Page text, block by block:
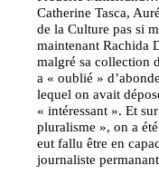
Catherine Tasca,
de la Culture pas si
maintenant Rachida
malgré sa collection
a « oublié »
lequel on avait
« intéressant ». Et
pluralisme », on a
eut fallu être en
journaliste